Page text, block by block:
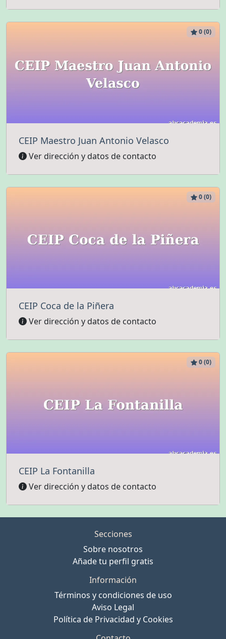
0 (0)
CEIP Maestro Juan Antonio Velasco
Ver dirección y datos de contacto
0 (0)
CEIP Coca de la Piñera
Ver dirección y datos de contacto
0 (0)
CEIP La Fontanilla
Ver dirección y datos de contacto
Secciones
Sobre nosotros
Añade tu perfil gratis
Información
Términos y condiciones de uso
Aviso Legal
Política de Privacidad y Cookies